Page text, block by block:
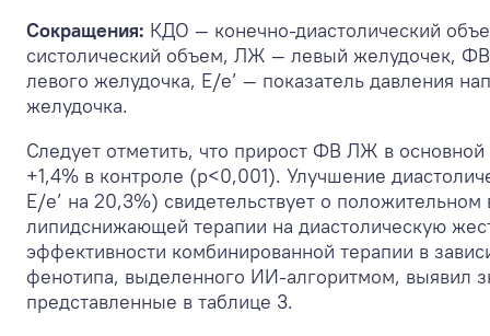
Сокращения: КДО — конечно-диастолический
систолический объем, ЛЖ — левый желудочек,
левого желудочка, Е/е’ — показатель давления
желудочка.
Следует отметить, что прирост ФВ ЛЖ в основной
+1,4% в контроле (p<0,001). Улучшение
Е/е’ на 20,3%) свидетельствует о
липидснижающей терапии на диастолическую
эффективности комбинированной терапии в
фенотипа, выделенного ИИ-алгоритмом, выявил
представленные в таблице 3.